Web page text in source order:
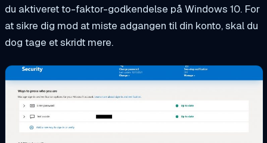
du aktiveret to-faktor-godkendelse på Windows 10. For
at sikre dig mod at miste adgangen til din konto, skal du
dog tage et skridt mere.